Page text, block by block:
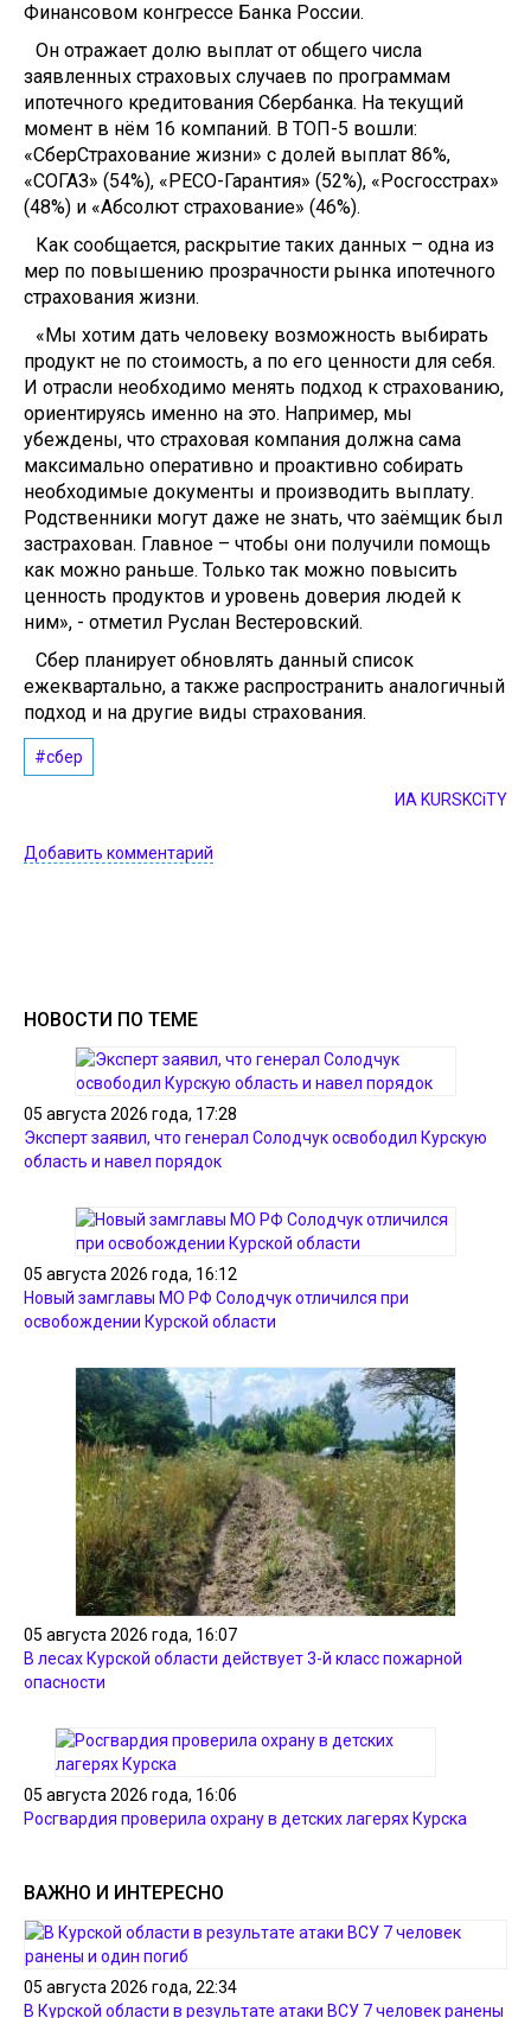
Финансовом конгрессе Банка России.
Он отражает долю выплат от общего числа
заявленных страховых случаев по программам
ипотечного кредитования Сбербанка. На текущий
момент в нём 16 компаний. В ТОП-5 вошли:
«СберСтрахование жизни» с долей выплат 86%,
«СОГАЗ» (54%), «РЕСО-Гарантия» (52%), «Росгосстрах»
(48%) и «Абсолют страхование» (46%).
Как сообщается, раскрытие таких данных – одна из
мер по повышению прозрачности рынка ипотечного
страхования жизни.
«Мы хотим дать человеку возможность выбирать
продукт не по стоимость, а по его ценности для себя.
И отрасли необходимо менять подход к страхованию,
ориентируясь именно на это. Например, мы
убеждены, что страховая компания должна сама
максимально оперативно и проактивно собирать
необходимые документы и производить выплату.
Родственники могут даже не знать, что заёмщик был
застрахован. Главное – чтобы они получили помощь
как можно раньше. Только так можно повысить
ценность продуктов и уровень доверия людей к
ним», - отметил Руслан Вестеровский.
Сбер планирует обновлять данный список
ежеквартально, а также распространить аналогичный
подход и на другие виды страхования.
#сбер
ИА KURSKCiTY
Добавить комментарий
НОВОСТИ ПО ТЕМЕ
05 августа 2026 года, 17:28
Эксперт заявил, что генерал Солодчук освободил Курскую
область и навел порядок
05 августа 2026 года, 16:12
Новый замглавы МО РФ Солодчук отличился при
освобождении Курской области
05 августа 2026 года, 16:07
В лесах Курской области действует 3-й класс пожарной
опасности
05 августа 2026 года, 16:06
Росгвардия проверила охрану в детских лагерях Курска
ВАЖНО И ИНТЕРЕСНО
05 августа 2026 года, 22:34
В Курской области в результате атаки ВСУ 7 человек ранены